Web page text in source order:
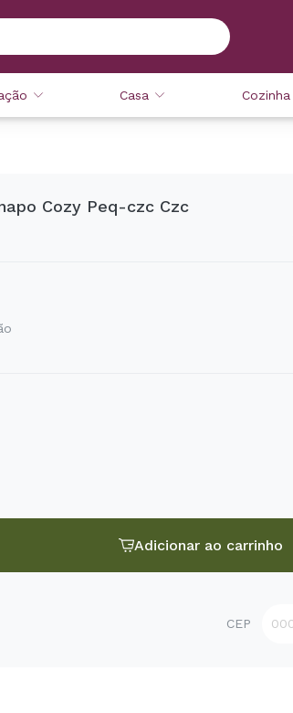
Casa Cozinha
Cozy Peq-czc Czc
Adicionar ao carrinho
CEP